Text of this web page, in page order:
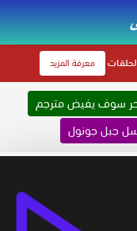
معرفة المزيد
سوف يفيض مترجم
جبل جونول